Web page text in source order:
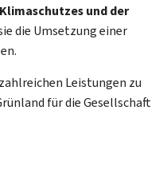
und der
die Umsetzung einer
Leistungen zu
für die Gesellschaft